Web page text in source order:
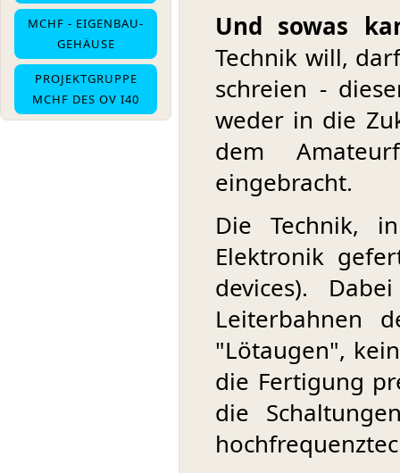
Und sowas
Technik will,
schreien -
weder in die
dem
eingebracht.
Die Technik,
Elektronik
devices).
Leiterbahnen
"Lötaugen",
die Fertigung
die
MCHF - EIGENBAU-
GEHÄUSE
PROJEKTGRUPPE
MCHF DES OV I40